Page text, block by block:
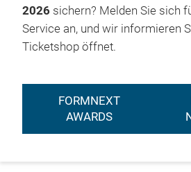
2026 sichern? Melden Sie sich
Service an, und wir informieren
Ticketshop öffnet.
FORMNEXT
AWARDS